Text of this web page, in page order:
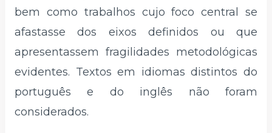
bem como trabalhos cujo foco central se
afastasse dos eixos definidos ou que
apresentassem fragilidades metodológicas
evidentes. Textos em idiomas distintos do
português e do inglês não foram
considerados.